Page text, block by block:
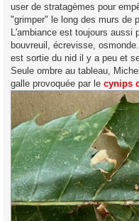
user de stratagèmes pour
"grimper" le long des murs de
L'ambiance est toujours aussi
bouvreuil, écrevisse,
est sortie du nid il y a peu et
Seule ombre au tableau,
galle provoquée par le cynips